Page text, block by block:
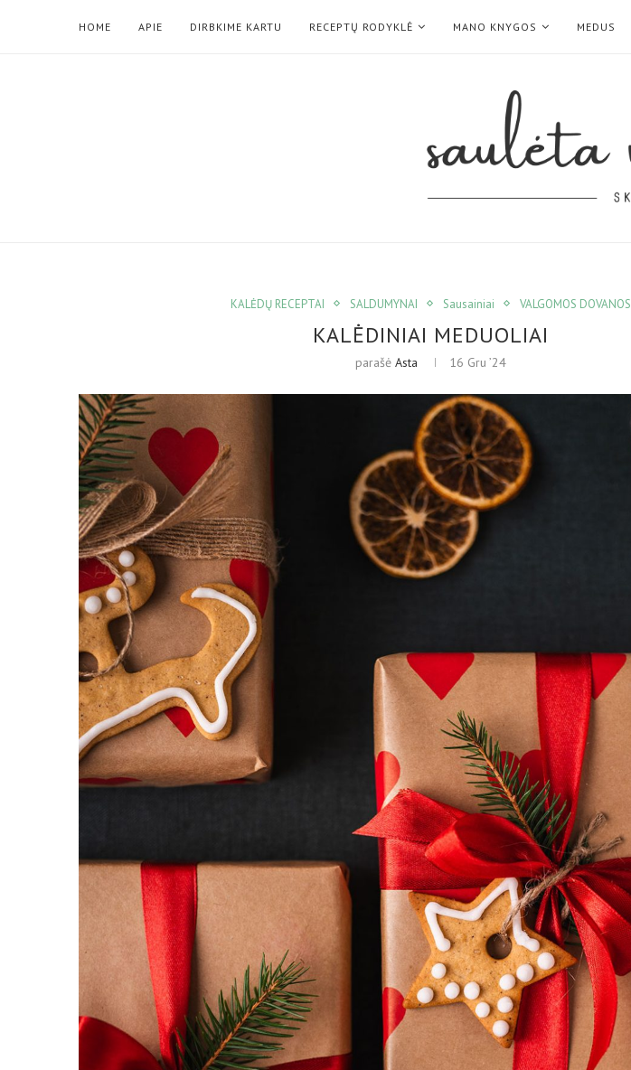
HOME APIE DIRBKIME KARTU RECEPTŲ RODYKLĖ MANO KNYGOS MEDUS
KALĖDŲ RECEPTAI SALDUMYNAI Sausainiai VALGOMOS DOVANOS
KALĖDINIAI MEDUOLIAI
parašėAsta 16 Gru ’24